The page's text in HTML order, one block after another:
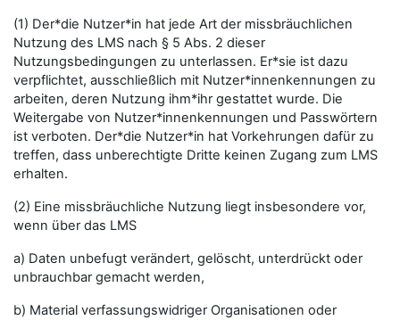
(1) Der*die Nutzer*in hat jede Art der missbräuchlichen
Nutzung des LMS nach § 5 Abs. 2 dieser
Nutzungsbedingungen zu unterlassen. Er*sie ist dazu
verpflichtet, ausschließlich mit Nutzer*innenkennungen zu
arbeiten, deren Nutzung ihm*ihr gestattet wurde. Die
Weitergabe von Nutzer*innenkennungen und Passwörtern
ist verboten. Der*die Nutzer*in hat Vorkehrungen dafür zu
treffen, dass unberechtigte Dritte keinen Zugang zum LMS
erhalten.
(2) Eine missbräuchliche Nutzung liegt insbesondere vor,
wenn über das LMS
a) Daten unbefugt verändert, gelöscht, unterdrückt oder
unbrauchbar gemacht werden,
b) Material verfassungswidriger Organisationen oder